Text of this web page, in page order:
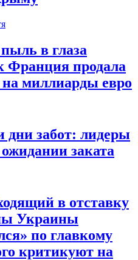
в глаза
Франция продала
миллиарды евро
забот: лидеры
заката
в отставку
Украины
по главкому
критикуют на